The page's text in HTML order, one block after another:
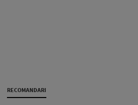
RECOMANDARI